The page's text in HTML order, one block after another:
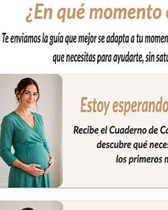
de hospital
blanco impermeable; muy fácil
agua fría jabones no
y sujetas en el interior y
hombro con el asa largo.